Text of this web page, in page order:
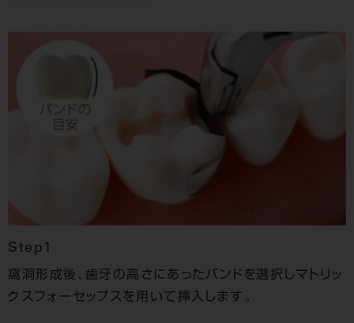
Step1
窩洞形成後、歯牙の高さにあったバンドを選択しマトリッ
クスフォーセップスを用いて挿入します。